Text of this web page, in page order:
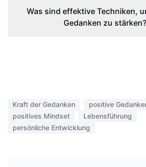
Was sind effektive Techniken,
Gedanken zu stärken?
Kraft der Gedanken
positive
positives Mindset
Lebensführung
persönliche Entwicklung